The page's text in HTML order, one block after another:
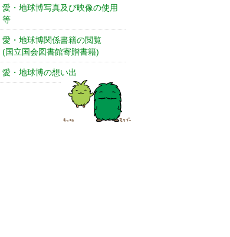
愛・地球博写真及び映像の使用
等
愛・地球博関係書籍の閲覧
(国立国会図書館寄贈書籍)
愛・地球博の想い出